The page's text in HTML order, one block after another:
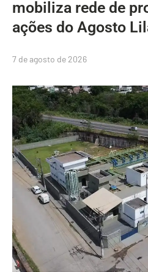
mobiliza rede de
ações do Agosto
7 de agosto de 2026